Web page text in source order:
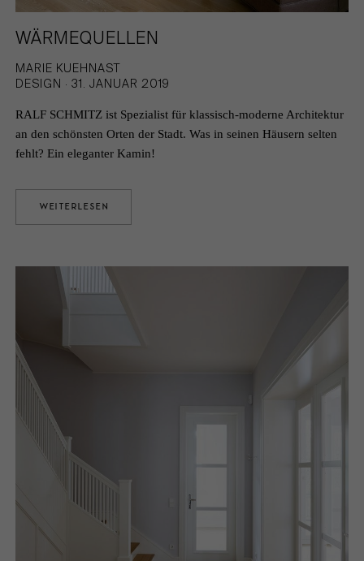
WÄRMEQUELLEN
MARIE KUEHNAST
DESIGN · 31. JANUAR 2019
RALF SCHMITZ ist Spezialist für klassisch-moderne Architektur
an den schönsten Orten der Stadt. Was in seinen Häusern selten
fehlt? Ein eleganter Kamin!
WEITERLESEN